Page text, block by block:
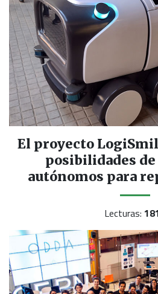
El proyecto
posibilidades
autónomos para
Lecturas: